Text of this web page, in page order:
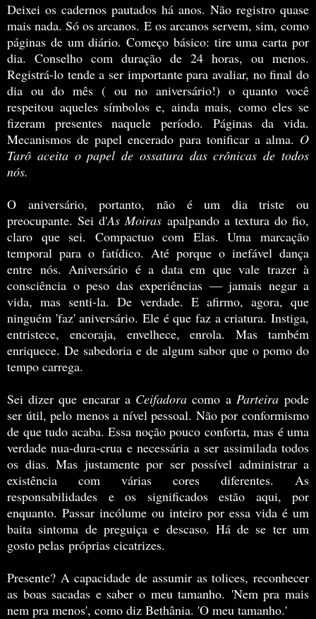
Deixei os cadernos pautados há anos. Não registro quase
mais nada. Só os arcanos. E os arcanos servem, sim, como
páginas de um diário. Começo básico: tire uma carta por
dia. Conselho com duração de 24 horas, ou menos.
Registrá-lo tende a ser importante para avaliar, no final do
dia ou do mês ( ou no aniversário!) o quanto você
respeitou aqueles símbolos e, ainda mais, como eles se
fizeram presentes naquele período. Páginas da vida.
Mecanismos de papel encerado para tonificar a alma. O
Tarô aceita o papel de ossatura das crônicas de todos
nós.
O aniversário, portanto, não é um dia triste ou
preocupante. Sei d'As Moiras apalpando a textura do fio,
claro que sei. Compactuo com Elas. Uma marcação
temporal para o fatídico. Até porque o inefável dança
entre nós. Aniversário é a data em que vale trazer à
consciência o peso das experiências — jamais negar a
vida, mas senti-la. De verdade. E afirmo, agora, que
ninguém 'faz' aniversário. Ele é que faz a criatura. Instiga,
entristece, encoraja, envelhece, enrola. Mas também
enriquece. De sabedoria e de algum sabor que o pomo do
tempo carrega.
Sei dizer que encarar a Ceifadora como a Parteirapode
ser útil, pelo menos a nível pessoal. Não por conformismo
de que tudo acaba. Essa noção pouco conforta, mas é uma
verdade nua-dura-crua e necessária a ser assimilada todos
os dias. Mas justamente por ser possível administrar a
existência com várias cores diferentes. As
responsabilidades e os significados estão aqui, por
enquanto. Passar incólume ou inteiro por essa vida é um
baita sintoma de preguiça e descaso. Há de se ter um
gosto pelas próprias cicatrizes.
Presente? A capacidade de assumir as tolices, reconhecer
as boas sacadas e saber o meu tamanho. 'Nem pra mais
nem pra menos', como diz Bethânia. 'O meu tamanho.'